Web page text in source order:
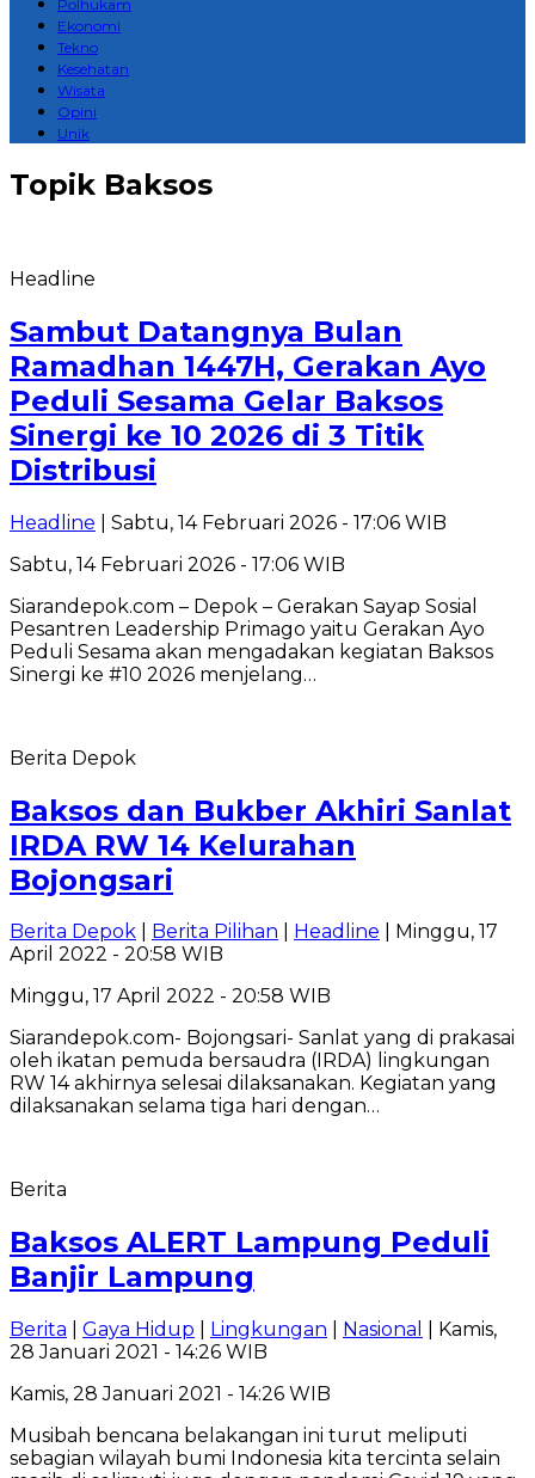
Polhukam
Ekonomi
Tekno
Kesehatan
Wisata
Opini
Unik
Topik Baksos
Headline
Sambut Datangnya Bulan
Ramadhan 1447H, Gerakan Ayo
Peduli Sesama Gelar Baksos
Sinergi ke 10 2026 di 3 Titik
Distribusi
Headline | Sabtu, 14 Februari 2026 - 17:06 WIB
Sabtu, 14 Februari 2026 - 17:06 WIB
Siarandepok.com – Depok – Gerakan Sayap Sosial
Pesantren Leadership Primago yaitu Gerakan Ayo
Peduli Sesama akan mengadakan kegiatan Baksos
Sinergi ke #10 2026 menjelang…
Berita Depok
Baksos dan Bukber Akhiri Sanlat
IRDA RW 14 Kelurahan
Bojongsari
Berita Depok Berita Pilihan Headline | Minggu, 17
April 2022 - 20:58 WIB
Minggu, 17 April 2022 - 20:58 WIB
Siarandepok.com- Bojongsari- Sanlat yang di prakasai
oleh ikatan pemuda bersaudra (IRDA) lingkungan
RW 14 akhirnya selesai dilaksanakan. Kegiatan yang
dilaksanakan selama tiga hari dengan…
Berita
Baksos ALERT Lampung Peduli
Banjir Lampung
Berita Gaya Hidup Lingkungan Nasional
| Kamis,
28 Januari 2021 - 14:26 WIB
Kamis, 28 Januari 2021 - 14:26 WIB
Musibah bencana belakangan ini turut meliputi
sebagian wilayah bumi Indonesia kita tercinta selain